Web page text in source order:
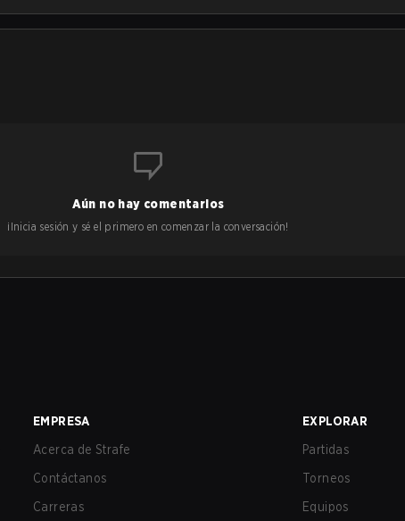
Aún no hay comentarios
¡Inicia sesión y sé el primero en comenzar la conversación!
EMPRESA
Acerca de Strafe
Contáctanos
Carreras
EXPLORAR
Partidas
Torneos
Equipos